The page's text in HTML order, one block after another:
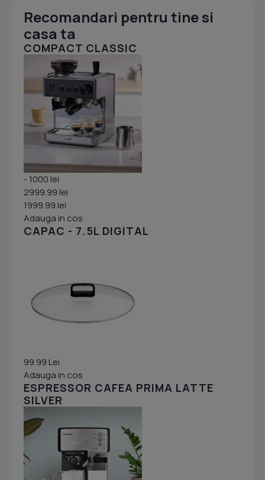
Recomandari pentru tine si
casa ta
COMPACT CLASSIC
- 1000 lei
2999.99 lei
1999.99 lei
Adauga in cos
CAPAC - 7.5L DIGITAL
99.99 Lei
Adauga in cos
ESPRESSOR CAFEA PRIMA LATTE
SILVER